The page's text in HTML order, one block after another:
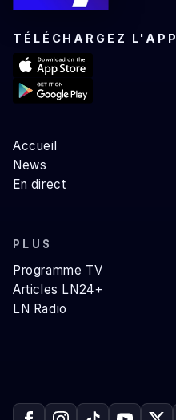
TÉLÉCHARGEZ L'APP
Accueil
News
En direct
PLUS
Programme TV
Articles LN24+
LN Radio